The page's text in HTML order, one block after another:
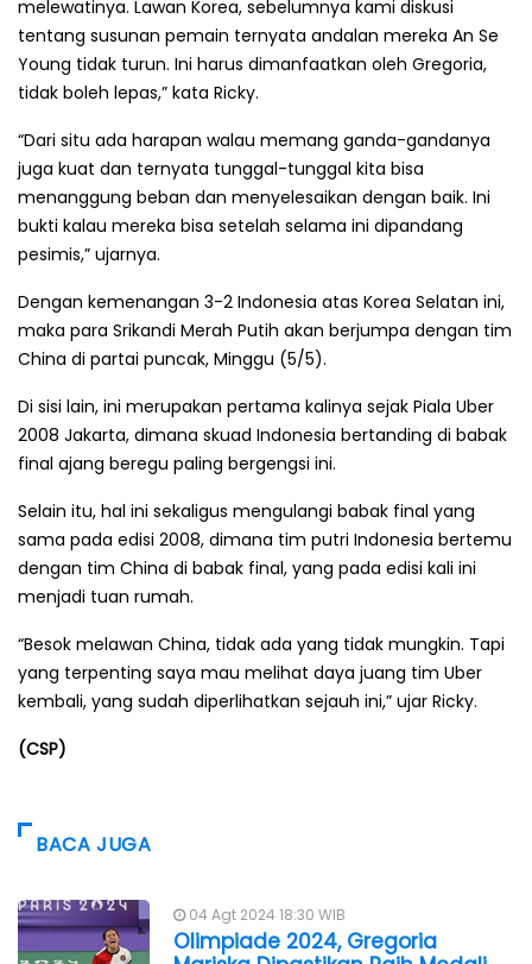
melewatinya. Lawan Korea, sebelumnya kami diskusi
tentang susunan pemain ternyata andalan mereka An Se
Young tidak turun. Ini harus dimanfaatkan oleh Gregoria,
tidak boleh lepas,” kata Ricky.
“Dari situ ada harapan walau memang ganda-gandanya
juga kuat dan ternyata tunggal-tunggal kita bisa
menanggung beban dan menyelesaikan dengan baik. Ini
bukti kalau mereka bisa setelah selama ini dipandang
pesimis,” ujarnya.
Dengan kemenangan 3-2 Indonesia atas Korea Selatan ini,
maka para Srikandi Merah Putih akan berjumpa dengan tim
China di partai puncak, Minggu (5/5).
Di sisi lain, ini merupakan pertama kalinya sejak Piala Uber
2008 Jakarta, dimana skuad Indonesia bertanding di babak
final ajang beregu paling bergengsi ini.
Selain itu, hal ini sekaligus mengulangi babak final yang
sama pada edisi 2008, dimana tim putri Indonesia bertemu
dengan tim China di babak final, yang pada edisi kali ini
menjadi tuan rumah.
“Besok melawan China, tidak ada yang tidak mungkin. Tapi
yang terpenting saya mau melihat daya juang tim Uber
kembali, yang sudah diperlihatkan sejauh ini,” ujar Ricky.
(CSP)
BACA JUGA
04 Agt 2024 18:30 WIB
Olimpiade 2024, Gregoria